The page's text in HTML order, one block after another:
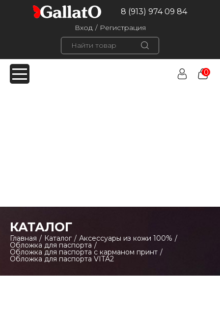
8 (913) 974 09 84
Вход / Регистрация
0
КАТАЛОГ
Главная / Каталог / Аксессуары из кожи 100% /
Обложка для паспорта /
Обложка для паспорта с карманом принт /
Обложка для паспорта VITA2